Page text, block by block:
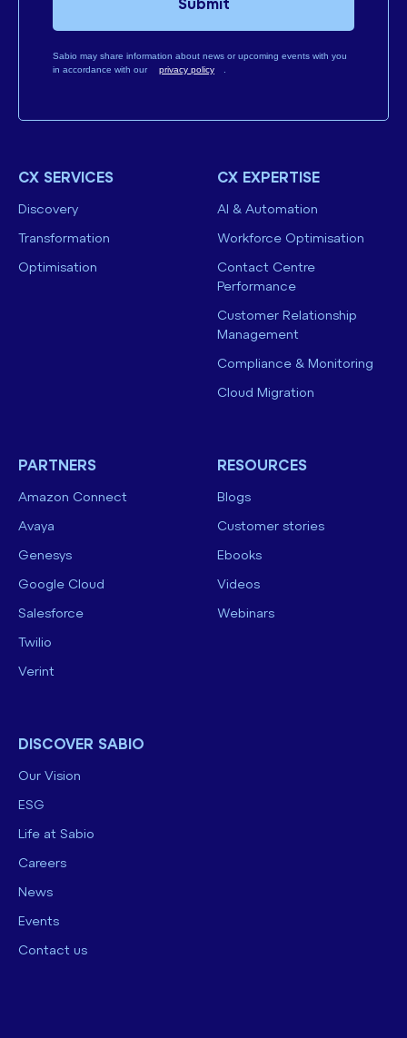
Sabio may share information about news or upcoming events with you
in accordance with our
privacy policy
Submit
CX SERVICES
Discovery
Transformation
Optimisation
CX EXPERTISE
AI & Automation
Workforce Optimisation
Contact Centre
Performance
Customer Relationship
Management
Compliance & Monitoring
Cloud Migration
PARTNERS
Amazon Connect
Avaya
Genesys
Google Cloud
Salesforce
Twilio
Verint
RESOURCES
Blogs
Customer stories
Ebooks
Videos
Webinars
DISCOVER SABIO
Our Vision
ESG
Life at Sabio
Careers
News
Events
Contact us